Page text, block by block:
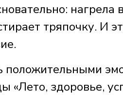
нагрела
тряпочку. И
положительными
«Лето, здоровье,